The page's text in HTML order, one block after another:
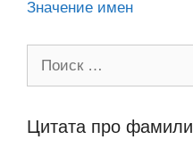
Значение имен
Цитата про